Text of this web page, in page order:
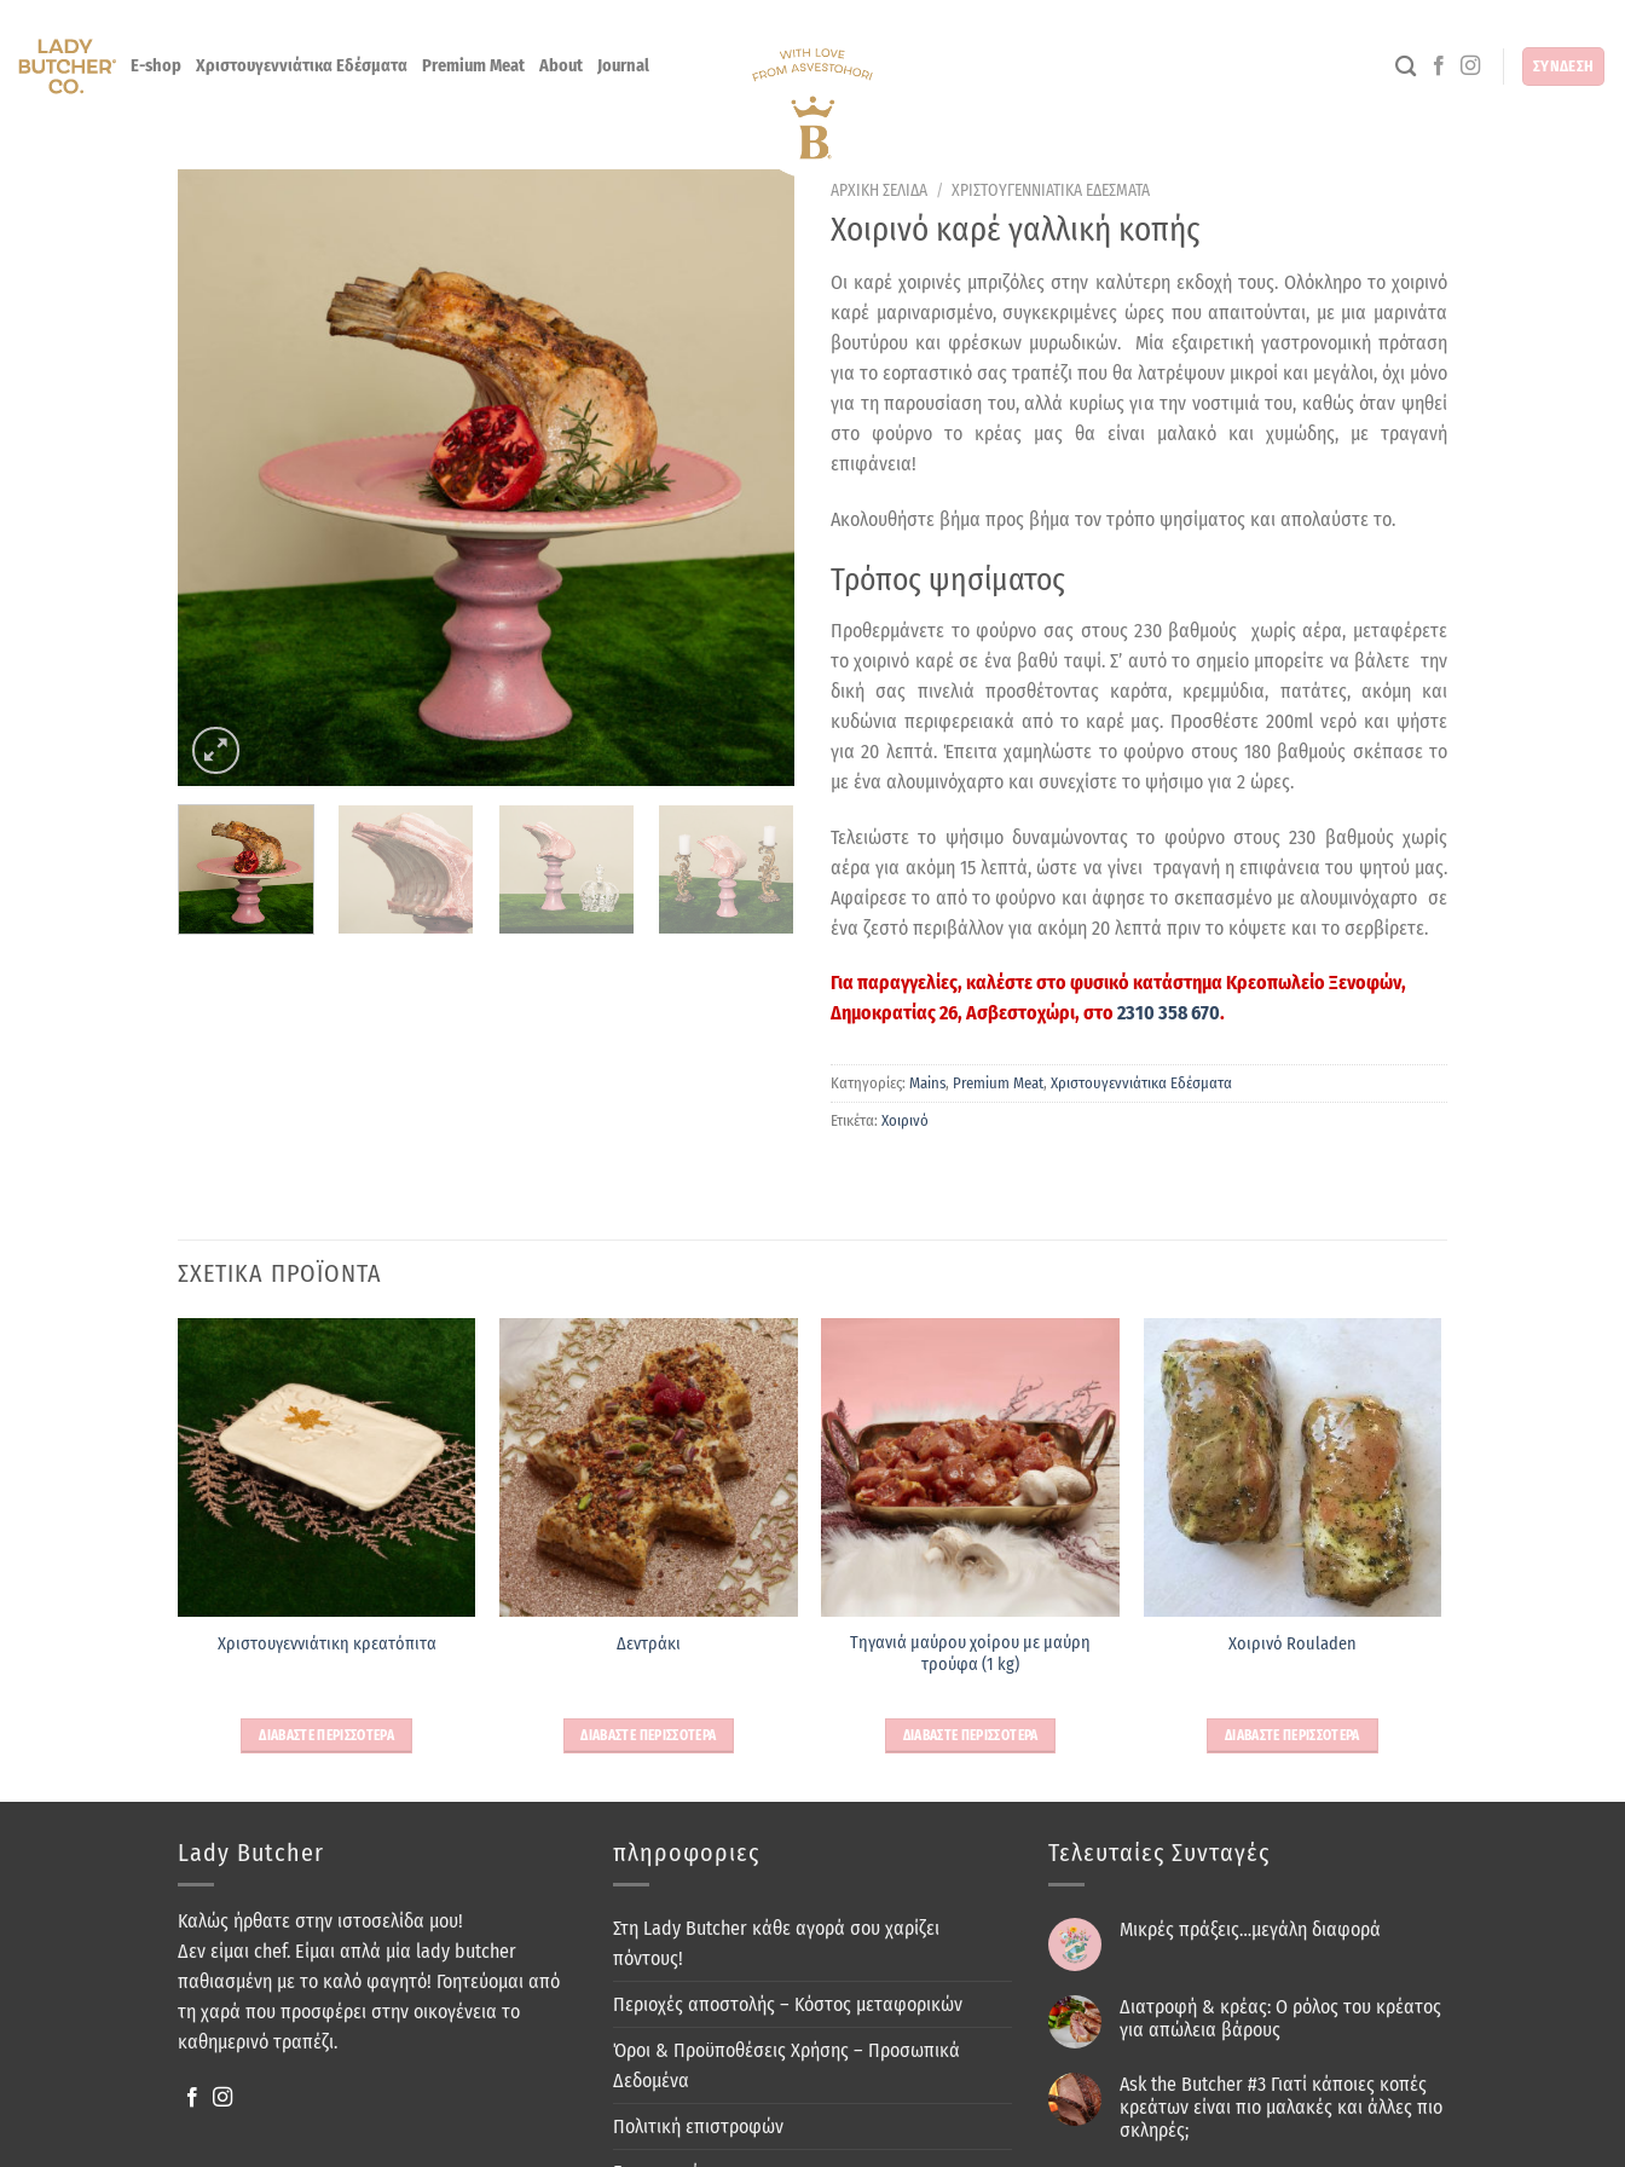
content
E-shop Χριστουγεννιάτικα Εδέσματα Premium Meat About Journal ΣΥΝΔΕΣΗ
ΑΡΧΙΚΗ ΣΕΛΙΔΑ / ΧΡΙΣΤΟΥΓΕΝΝΙΑΤΙΚΑ ΕΔΕΣΜΑΤΑ
Χοιρινό καρέ γαλλική κοπής
Οι καρέ χοιρινές μπριζόλες στην καλύτερη εκδοχή τους. Ολόκληρο το χοιρινό
καρέ μαριναρισμένο, συγκεκριμένες ώρες που απαιτούνται, με μια μαρινάτα
βουτύρου και φρέσκων μυρωδικών. Μία εξαιρετική γαστρονομική πρόταση
για το εορταστικό σας τραπέζι που θα λατρέψουν μικροί και μεγάλοι, όχι μόνο
για τη παρουσίαση του, αλλά κυρίως για την νοστιμιά του, καθώς όταν ψηθεί
στο φούρνο το κρέας μας θα είναι μαλακό και χυμώδης, με τραγανή
επιφάνεια!
Ακολουθήστε βήμα προς βήμα τον τρόπο ψησίματος και απολαύστε το.
Τρόπος ψησίματος
Προθερμάνετε το φούρνο σας στους 230 βαθμούς χωρίς αέρα, μεταφέρετε
το χοιρινό καρέ σε ένα βαθύ ταψί. Σ’ αυτό το σημείο μπορείτε να βάλετε την
δική σας πινελιά προσθέτοντας καρότα, κρεμμύδια, πατάτες, ακόμη και
κυδώνια περιφερειακά από το καρέ μας. Προσθέστε 200ml νερό και ψήστε
για 20 λεπτά. Έπειτα χαμηλώστε το φούρνο στους 180 βαθμούς σκέπασε το
με ένα αλουμινόχαρτο και συνεχίστε το ψήσιμο για 2 ώρες.
Τελειώστε το ψήσιμο δυναμώνοντας το φούρνο στους 230 βαθμούς χωρίς
αέρα για ακόμη 15 λεπτά, ώστε να γίνει τραγανή η επιφάνεια του ψητού μας.
Αφαίρεσε το από το φούρνο και άφησε το σκεπασμένο με αλουμινόχαρτο σε
ένα ζεστό περιβάλλον για ακόμη 20 λεπτά πριν το κόψετε και το σερβίρετε.
Για παραγγελίες, καλέστε στο φυσικό κατάστημαΚρεοπωλείο Ξενοφών,
Δημοκρατίας 26, Ασβεστοχώρι, στο 2310 358 670.
Κατηγορίες: Mains, Premium Meat, Χριστουγεννιάτικα Εδέσματα
Ετικέτα: Χοιρινό
ΣΧΕΤΙΚΑ ΠΡΟΪΟΝΤΑ
Χριστουγεννιάτικη κρεατόπιτα
ΔΙΑΒΑΣΤΕ ΠΕΡΙΣΣΟΤΕΡΑ
Δεντράκι
ΔΙΑΒΑΣΤΕ ΠΕΡΙΣΣΟΤΕΡΑ
Τηγανιά μαύρου χοίρου με μαύρη
τρούφα (1 kg)
ΔΙΑΒΑΣΤΕ ΠΕΡΙΣΣΟΤΕΡΑ
Χοιρινό Rouladen
ΔΙΑΒΑΣΤΕ ΠΕΡΙΣΣΟΤΕΡΑ
Lady Butcher
Καλώς ήρθατε στην ιστοσελίδα μου!
Δεν είμαι chef. Είμαι απλά μία lady butcher
παθιασμένη με το καλό φαγητό! Γοητεύομαι από
τη χαρά που προσφέρει στην οικογένεια το
καθημερινό τραπέζι.
πληροφοριες
Στη Lady Butcher κάθε αγορά σου χαρίζει
πόντους!
Περιοχές αποστολής – Κόστος μεταφορικών
Όροι & Προϋποθέσεις Χρήσης – Προσωπικά
Δεδομένα
Πολιτική επιστροφών
Τελευταίες Συνταγές
Μικρές πράξεις…μεγάλη διαφορά
Διατροφή & κρέας: Ο ρόλος του κρέατος
για απώλεια βάρους
Ask the Butcher #3 Γιατί κάποιες κοπές
κρεάτων είναι πιο μαλακές και άλλες πιο
σκληρές;